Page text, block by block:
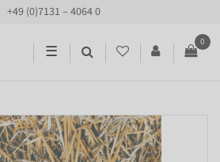
+49 (0)7131 – 4064 0
☰
0